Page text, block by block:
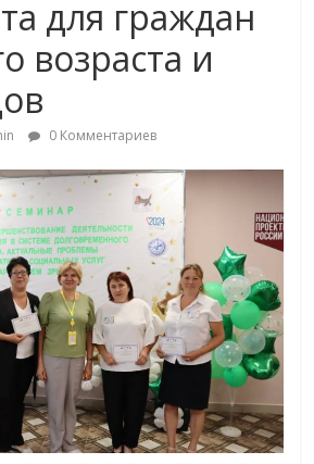
для граждан
возраста и
0 Комментариев